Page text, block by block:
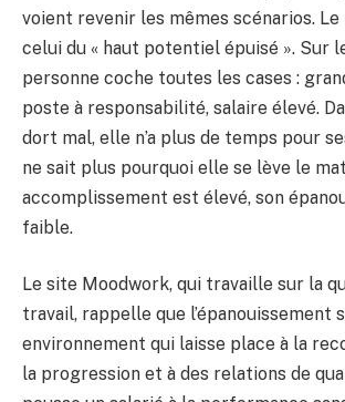
voient revenir les mêmes scénarios.
celui du « haut potentiel épuisé ». Sur
personne coche toutes les cases :
poste à responsabilité, salaire élevé.
dort mal, elle n’a plus de temps pour
ne sait plus pourquoi elle se lève le
accomplissement est élevé, son
faible.
Le site Moodwork, qui travaille sur la
travail, rappelle que l’épanouissement
environnement qui laisse place à la
la progression et à des relations de